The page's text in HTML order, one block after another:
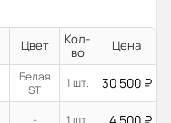
Цвет
Кол-
во
Цена
Белая
ST
1 шт. 30 500 ₽
- 1 шт. 4 500 ₽